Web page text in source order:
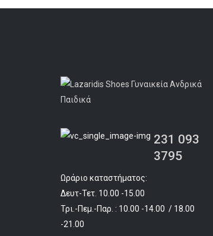
231 093
3795
Ωράριο καταστήματος:
Δευτ-Τετ. 10.00 -15.00
Τρι.-Πεμ.-Παρ. : 10.00 -14.00 / 18.00
-21.00